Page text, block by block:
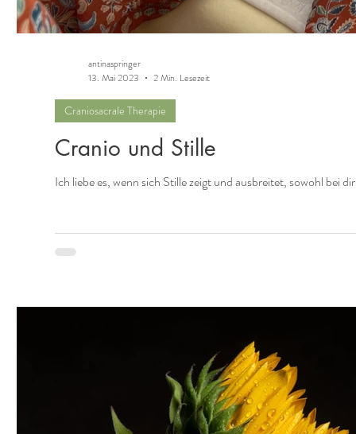
Cranio und Stille
Ich liebe es, wenn sich Stille zeigt und ausbreitet, sowohl bei
Craniosacrale Therapie
antinaspringer
13. Mai 2023
2 Min. Lesezeit